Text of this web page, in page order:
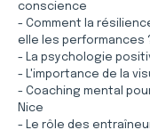
conscience
- Comment la
elle les performances
- La psychologie
- L'importance de la
- Coaching mental
Nice
- Le rôle des